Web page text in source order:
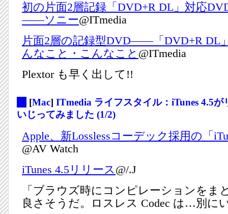
初の片面2層記録「DVD+R DL」対応
――ソニー@ITmedia
片面2層の記録型DVD――「DVD+R DL
んなこと・こんなこと @ITmedia
Plextor も早く出して!!
[Mac]ITmedia ライフスタイル：iTunes 4.5
いじってみました (1/2)
Apple、新Losslessコーデック採用の「
@AV Watch
iTunes 4.5リリース @/.J
「ブラウズ時にコンピレーションをま
良さそうだ。ロスレス Codec は…別に